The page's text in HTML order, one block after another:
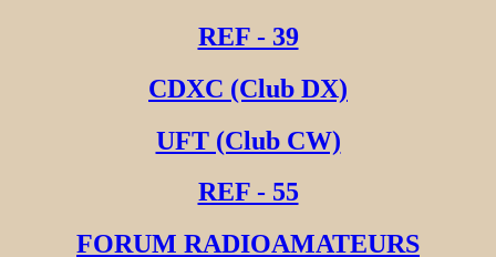
REF - 39
CDXC (Club DX)
UFT (Club CW)
REF - 55
FORUM RADIOAMATEURS